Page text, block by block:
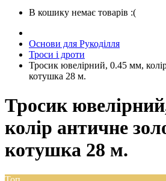
В кошику немає товарів :(
Основи для Рукоділля
Троси і дроти
Тросик ювелірний, 0.45 мм,
котушка 28 м.
Тросик
колір античне
котушка 28 м.